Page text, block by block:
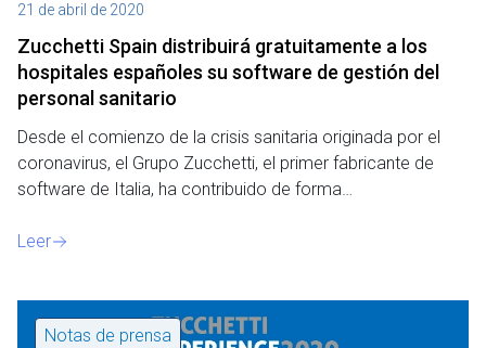
21 de abril de 2020
Zucchetti Spain distribuirá gratuitamente a los
hospitales españoles su software de gestión del
personal sanitario
Desde el comienzo de la crisis sanitaria originada por el
coronavirus, el Grupo Zucchetti, el primer fabricante de
software de Italia, ha contribuido de forma…
Leer
Notas de prensa